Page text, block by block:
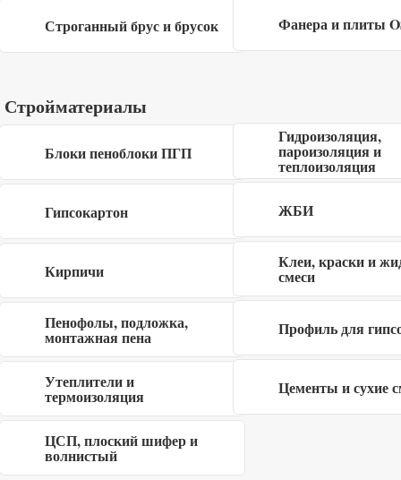
Строганный брус и брусок Фанера и плиты
Стройматериалы
Блоки пеноблоки ПГП
Гидроизоляция,
пароизоляция и
теплоизоляция
Гипсокартон ЖБИ
Кирпичи Клеи, краски и
смеси
Пенофолы, подложка,
монтажная пена Профиль для
Утеплители и
термоизоляция Цементы и сухие
ЦСП, плоский шифер и
волнистый
Бетоноконтакт Русеан 20 кг для предварительной
обработки плотных, не впитывающих поверхностей
(монолитного бетона со звукопоглощающей пленкой,
блоков) перед нанесением всех видов штукатурки
(гипсовой, гипсово-известковой, цементной и т.п.), а
также для обработки покрытий по старой облицовочной
керамической плитке и других прочно держащихся.
Купить бетоноконтакт Русеан 20 кг недорого в Балашихе,
Королеве, Мытищах, Пушкино, Щелково, Сергиевом-
Посаде в интернет магазине Строй-дом50.